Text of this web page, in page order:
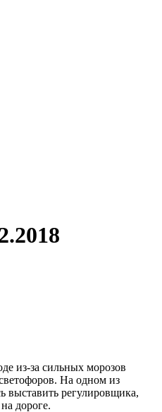
из-за сильных морозов
На одном из
выставить регулировщика,
дороге.